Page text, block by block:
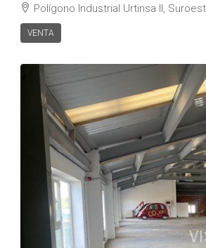
Polígono Industrial Urtinsa II,
VENTA